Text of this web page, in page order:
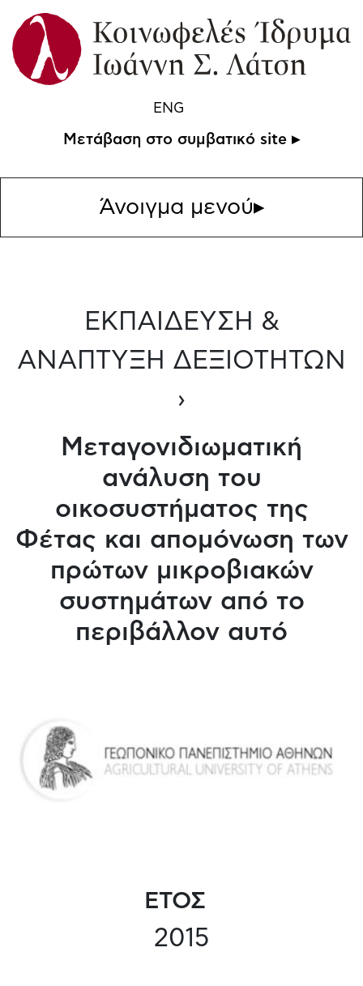
ENG
Μετάβαση στο συμβατικό site ▸
Άνοιγμα μενού▸
ΕΚΠΑΙΔΕΥΣΗ &
ΑΝΑΠΤΥΞΗ ΔΕΞΙΟΤΗΤΩΝ
›
Μεταγονιδιωματική
ανάλυση του
οικοσυστήματος της
Φέτας και απομόνωση των
πρώτων μικροβιακών
συστημάτων από το
περιβάλλον αυτό
ΕΤΟΣ
2015